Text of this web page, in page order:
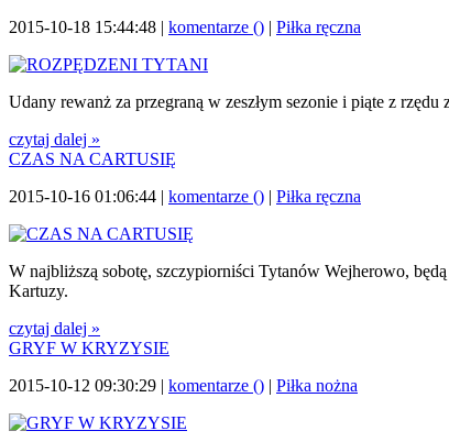
2015-10-18 15:44:48 | komentarze () | Piłka ręczna
Udany rewanż za przegraną w zeszłym sezonie i piąte z
czytaj dalej »
CZAS NA CARTUSIĘ
2015-10-16 01:06:44 | komentarze () | Piłka ręczna
W najbliższą sobotę, szczypiorniści Tytanów Wejherowo,
Kartuzy.
czytaj dalej »
GRYF W KRYZYSIE
2015-10-12 09:30:29 | komentarze () | Piłka nożna